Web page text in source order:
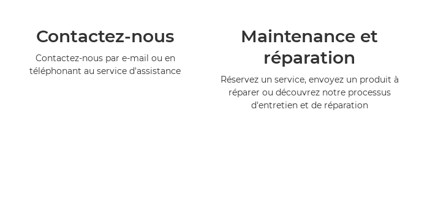
Contactez-nous
Contactez-nous par e-mail ou en
téléphonant au service d'assistance
Maintenance et
réparation
Réservez un service, envoyez un produit à
réparer ou découvrez notre processus
d'entretien et de réparation